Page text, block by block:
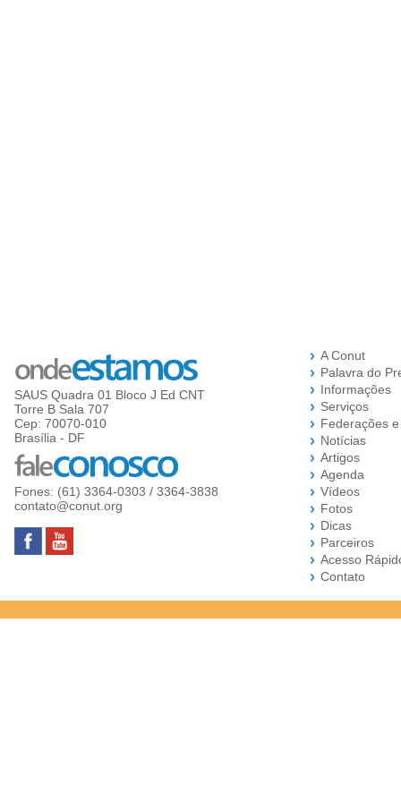
SAUS Quadra 01 Bloco J Ed CNT
Torre B Sala 707
Cep: 70070-010
Brasília - DF
Fones: (61) 3364-0303 / 3364-3838
contato@conut.org
A Conut
Palavra do
Informações
Serviços
Federações
Notícias
Artigos
Agenda
Vídeos
Fotos
Dicas
Parceiros
Acesso
Contato